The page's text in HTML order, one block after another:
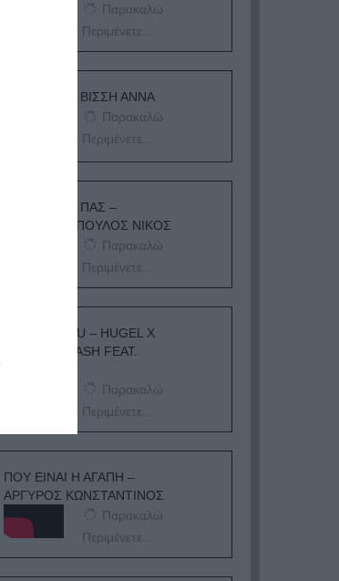
Παρακαλώ
Περιμένετε...
ΕΞΑΙΡΕΣΗ – ΒΙΣΣΗ ΑΝΝΑ
Παρακαλώ
Περιμένετε...
ΟΠΟΥ ΚΙ ΑΝ ΠΑΣ –
ΟΙΚΟΝΟΜΟΠΟΥΛΟΣ ΝΙΚΟΣ
Παρακαλώ
Περιμένετε...
I ADORE YOU – HUGEL X
TOPIC X ARASH FEAT.
Παρακαλώ
Περιμένετε...
ΠΟΥ ΕΙΝΑΙ Η ΑΓΑΠΗ –
ΑΡΓΥΡΟΣ ΚΩΝΣΤΑΝΤΙΝΟΣ
Παρακαλώ
Περιμένετε...